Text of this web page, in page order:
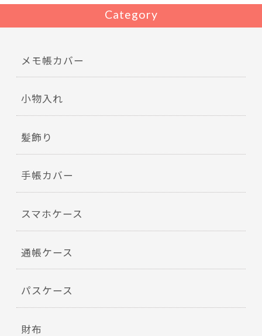
Category
メモ帳カバー
小物入れ
髪飾り
手帳カバー
スマホケース
通帳ケース
パスケース
財布